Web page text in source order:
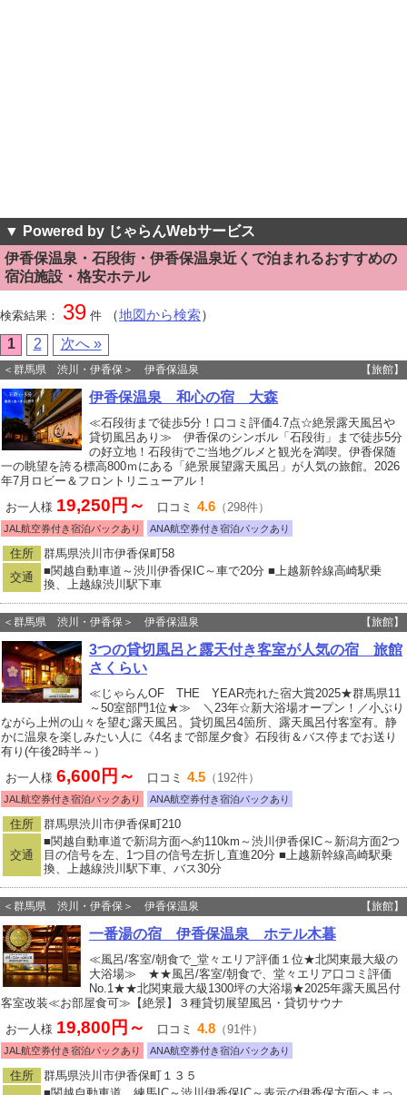
▼ Powered by じゃらんWebサービス
伊香保温泉・石段街・伊香保温泉近くで泊まれるおすすめの
宿泊施設・格安ホテル
検索結果： 39 件 （地図から検索）
1 2 次へ »
＜群馬県 渋川・伊香保＞ 伊香保温泉 【旅館】
伊香保温泉 和心の宿 大森
≪石段街まで徒歩5分！口コミ評価4.7点☆絶景露天風呂や
貸切風呂あり≫ 伊香保のシンボル「石段街」まで徒歩5分
の好立地！石段街でご当地グルメと観光を満喫。伊香保随
一の眺望を誇る標高800ｍにある「絶景展望露天風呂」が人気の旅館。2026
年7月ロビー＆フロントリニューアル！
お一人様 19,250円～ 口コミ 4.6 （298件）
JAL航空券付き宿泊パックあり ANA航空券付き宿泊パックあり
住所
群馬県渋川市伊香保町58
交通
■関越自動車道～渋川伊香保IC～車で20分 ■上越新幹線高崎駅乗
換、上越線渋川駅下車
＜群馬県 渋川・伊香保＞ 伊香保温泉 【旅館】
3つの貸切風呂と露天付き客室が人気の宿 旅館
さくらい
≪じゃらんOF THE YEAR売れた宿大賞2025★群馬県11
～50室部門1位★≫ ＼23年☆新大浴場オープン！／小ぶり
ながら上州の山々を望む露天風呂。貸切風呂4箇所、露天風呂付客室有。静
かに温泉を楽しみたい人に《4名まで部屋夕食》石段街＆バス停までお送り
有り(午後2時半～）
お一人様 6,600円～ 口コミ 4.5 （192件）
JAL航空券付き宿泊パックあり ANA航空券付き宿泊パックあり
住所 群馬県渋川市伊香保町210
交通
■関越自動車道で新潟方面へ約110km～渋川伊香保IC～新潟方面2つ
目の信号を左、1つ目の信号左折し直進20分 ■上越新幹線高崎駅乗
換、上越線渋川駅下車、バス30分
＜群馬県 渋川・伊香保＞ 伊香保温泉 【旅館】
一番湯の宿 伊香保温泉 ホテル木暮
≪風呂/客室/朝食で_堂々エリア評価１位★北関東最大級の
大浴場≫ ★★風呂/客室/朝食で、堂々エリア口コミ評価
No.1★★北関東最大級1300坪の大浴場★2025年露天風呂付
客室改装≪お部屋食可≫【絶景】３種貸切展望風呂・貸切サウナ
お一人様 19,800円～ 口コミ 4.8 （91件）
JAL航空券付き宿泊パックあり ANA航空券付き宿泊パックあり
住所 群馬県渋川市伊香保町１３５